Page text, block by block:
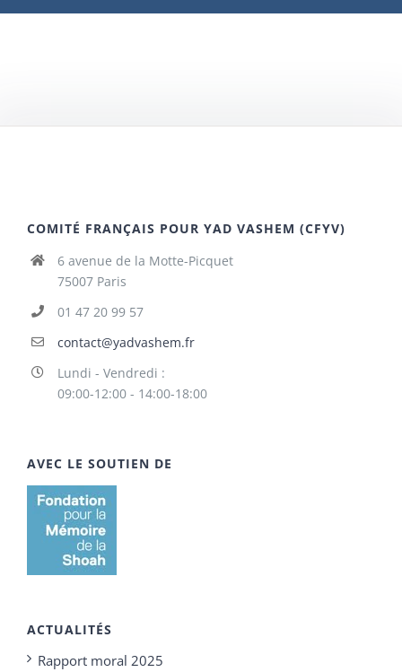
COMITÉ FRANÇAIS POUR YAD VASHEM (CFYV)
6 avenue de la Motte-Picquet
75007 Paris
01 47 20 99 57
contact@yadvashem.fr
Lundi - Vendredi :
09:00-12:00 - 14:00-18:00
AVEC LE SOUTIEN DE
ACTUALITÉS
Rapport moral 2025